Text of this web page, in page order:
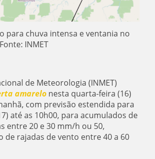
para chuva intensa e ventania no
INMET
de Meteorologia (INMET)
amarelo nesta quarta-feira (16)
com previsão estendida para
até as 10h00, para acumulados de
entre 20 e 30 mm/h ou 50,
de rajadas de vento entre 40 a 60